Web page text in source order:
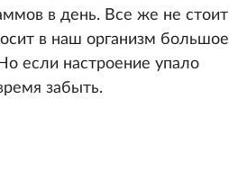
в день. Все же не стоит
в наш организм большое
если настроение упало
забыть.